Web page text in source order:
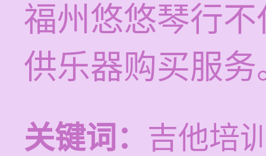
福州悠悠琴行
供乐器购买服务
关键词： 吉他培